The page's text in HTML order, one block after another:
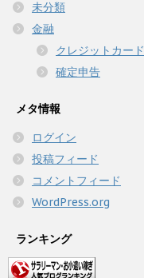
未分類
金融
クレジットカード
確定申告
メタ情報
ログイン
投稿フィード
コメントフィード
WordPress.org
ランキング